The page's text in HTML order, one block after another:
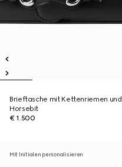
Brieftasche mit Kettenriemen und
Horsebit
€ 1.500
Mit Initialen personalisieren